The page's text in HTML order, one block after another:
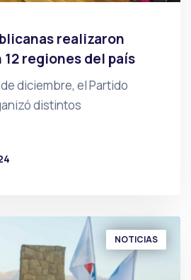
realizaron
regiones del país
diciembre, el Partido
distintos
NOTICIAS